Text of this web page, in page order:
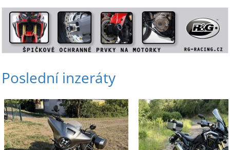
Poslední inzeráty